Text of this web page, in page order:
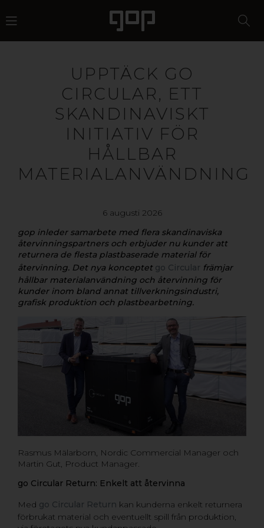
UPPTÄCK GO
CIRCULAR, ETT
SKANDINAVISKT
INITIATIV FÖR
HÅLLBAR
MATERIALANVÄNDNING
6 augusti 2026
gop inleder samarbete med flera skandinaviska
återvinningspartners och erbjuder nu kunder att
returnera de flesta plastbaserade material för
återvinning. Det nya konceptet go Circular främjar
hållbar materialanvändning och återvinning för
kunder inom bland annat tillverkningsindustri,
grafisk produktion och plastbearbetning.
Rasmus Mälarborn, Nordic Commercial Manager och
Martin Gut, Product Manager.
go Circular Return: Enkelt att återvinna
Med go Circular Return kan kunderna enkelt returnera
förbrukat material och eventuellt spill från produktion,